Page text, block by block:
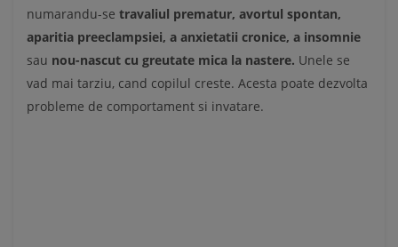
numarandu-se travaliul prematur, avortul spontan,
aparitia preeclampsiei, a anxietatii cronice, a insomnie
sau nou-nascut cu greutate mica la nastere. Unele se
vad mai tarziu, cand copilul creste. Acesta poate dezvolta
probleme de comportament si invatare.